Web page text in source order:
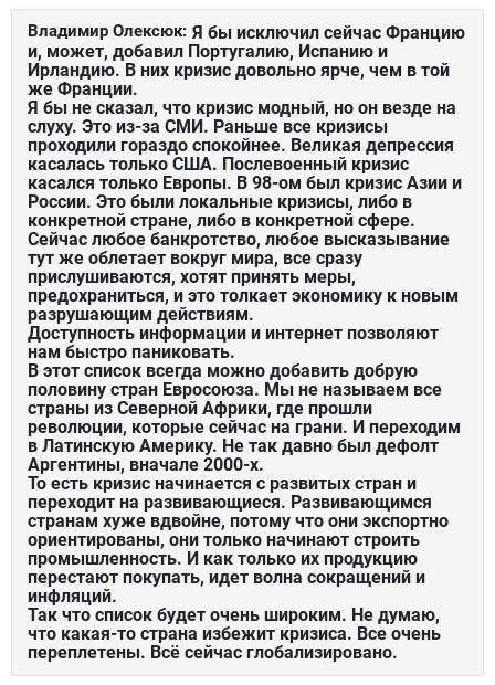
Владимир Олексюк: Я бы исключил сейчас Францию
и, может, добавил Португалию, Испанию и
Ирландию. В них кризис довольно ярче, чем в той
же Франции.
Я бы не сказал, что кризис модный, но он везде на
слуху. Это из-за СМИ. Раньше все кризисы
проходили гораздо спокойнее. Великая депрессия
касалась только США. Послевоенный кризис
касался только Европы. В 98-ом был кризис Азии и
России. Это были локальные кризисы, либо в
конкретной стране, либо в конкретной сфере.
Сейчас любое банкротство, любое высказывание
тут же облетает вокруг мира, все сразу
прислушиваются, хотят принять меры,
предохраниться, и это толкает экономику к новым
разрушающим действиям.
Доступность информации и интернет позволяют
нам быстро паниковать.
В этот список всегда можно добавить добрую
половину стран Евросоюза. Мы не называем все
страны из Северной Африки, где прошли
революции, которые сейчас на грани. И переходим
в Латинскую Америку. Не так давно был дефолт
Аргентины, вначале 2000-х.
То есть кризис начинается с развитых стран и
переходит на развивающиеся. Развивающимся
странам хуже вдвойне, потому что они экспортно
ориентированы, они только начинают строить
промышленность. И как только их продукцию
перестают покупать, идет волна сокращений и
инфляций.
Так что список будет очень широким. Не думаю,
что какая-то страна избежит кризиса. Все очень
переплетены. Всё сейчас глобализировано.